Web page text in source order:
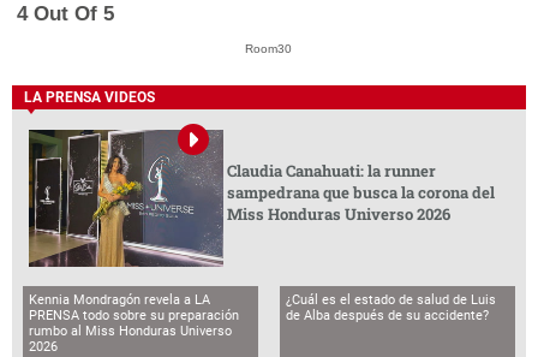
4 Out Of 5
Room30
LA PRENSA VIDEOS
Claudia Canahuati: la runner
sampedrana que busca la corona del
Miss Honduras Universo 2026
Kennia Mondragón revela a LA
PRENSA todo sobre su preparación
rumbo al Miss Honduras Universo
2026
¿Cuál es el estado de salud de Luis
de Alba después de su accidente?